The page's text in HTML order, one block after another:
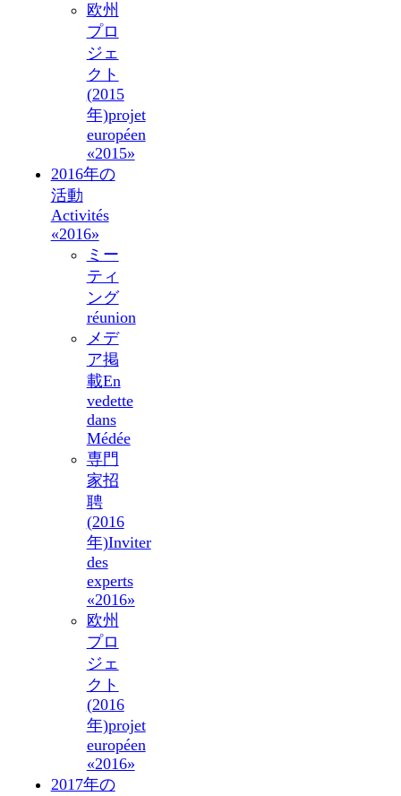
欧州
プロ
ジェ
クト
(2015
年)projet
européen
«2015»
2016年の
活動
Activités
«2016»
ミー
ティ
ング
réunion
メデ
ア掲
載En
vedette
dans
Médée
専門
家招
聘
(2016
年)Inviter
des
experts
«2016»
欧州
プロ
ジェ
クト
(2016
年)projet
européen
«2016»
2017年の